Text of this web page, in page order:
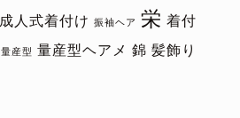
成人式着付け 振袖ヘア 栄 着付
量産型 量産型ヘアメ 錦 髪飾り